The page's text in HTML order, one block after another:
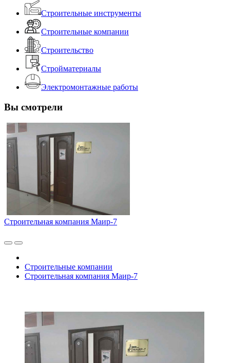
Строительные инструменты
Строительные компании
Строительство
Стройматериалы
Электромонтажные работы
Вы смотрели
Строительная компания Маир-7
Строительные компании
Строительная компания Маир-7